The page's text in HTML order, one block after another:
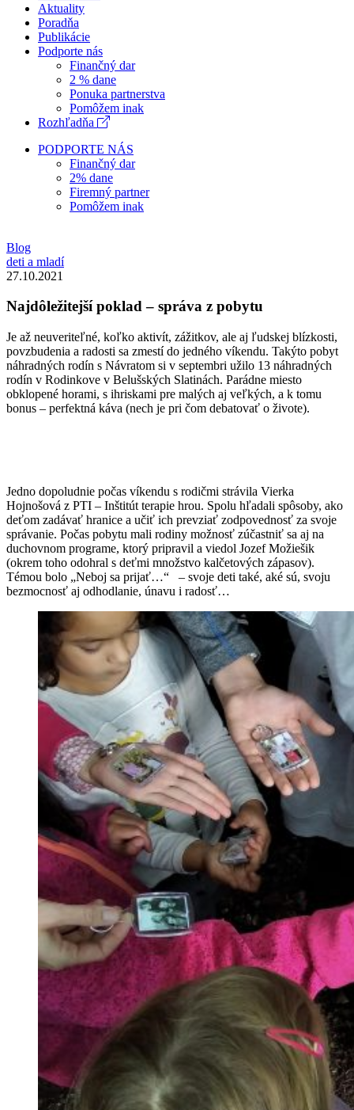
Aktuality
Poradňa
Publikácie
Podporte nás
Finančný dar
2 % dane
Ponuka partnerstva
Pomôžem inak
Rozhľadňa
PODPORTE NÁS
Finančný dar
2% dane
Firemný partner
Pomôžem inak
Blog
deti a mladí
27.10.2021
Najdôležitejší poklad – správa z pobytu
Je až neuveriteľné, koľko aktivít, zážitkov, ale aj ľudskej blízkosti,
povzbudenia a radosti sa zmestí do jedného víkendu. Takýto pobyt
náhradných rodín s Návratom si v septembri užilo 13 náhradných
rodín v Rodinkove v Belušských Slatinách. Parádne miesto
obklopené horami, s ihriskami pre malých aj veľkých, a k tomu
bonus – perfektná káva (nech je pri čom debatovať o živote).
Jedno dopoludnie počas víkendu s rodičmi strávila Vierka
Hojnošová z PTI – Inštitút terapie hrou. Spolu hľadali spôsoby, ako
deťom zadávať hranice a učiť ich prevziať zodpovednosť za svoje
správanie. Počas pobytu mali rodiny možnosť zúčastniť sa aj na
duchovnom programe, ktorý pripravil a viedol Jozef Možiešik
(okrem toho odohral s deťmi množstvo kalčetových zápasov).
Témou bolo „Neboj sa prijať…“ – svoje deti také, aké sú, svoju
bezmocnosť aj odhodlanie, únavu i radosť…